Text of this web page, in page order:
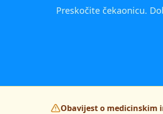
Preskočite čekaonicu.
Obavijest o medicinskim